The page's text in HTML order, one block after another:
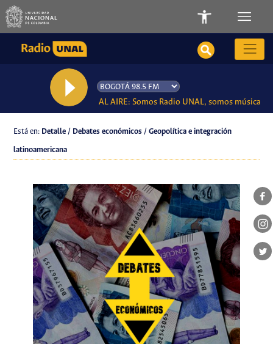
AL AIRE: Somos Radio UNAL, somos música
Está en: Detalle / Debates económicos / Geopolítica e integración
latinoamericana